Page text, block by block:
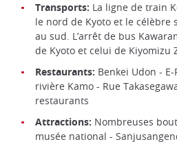
Transports: La ligne de train
le nord de Kyoto et le célèbre
au sud. L’arrêt de bus
de Kyoto et celui de Kiyomizu
Restaurants: Benkei Udon -
rivière Kamo - Rue
restaurants
Attractions: Nombreuses
musée national -